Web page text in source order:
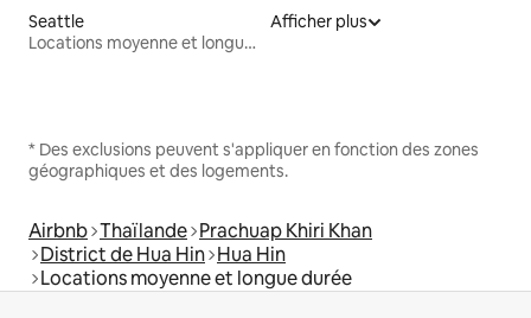
Seattle
Locations moyenne et longue durée
Afficher plus
* Des exclusions peuvent s'appliquer en fonction des zones
géographiques et des logements.
Airbnb Thaïlande Prachuap Khiri Khan
District de Hua Hin Hua Hin
Locations moyenne et longue durée